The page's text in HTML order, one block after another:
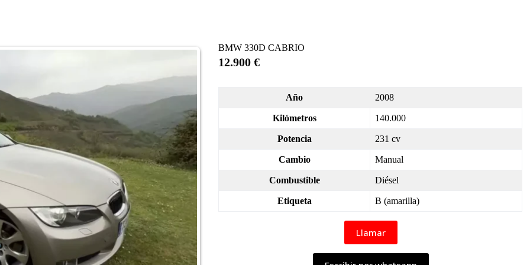
BMW 330D CABRIO
12.900 €
Año 2008
Kilómetros 140.000
Potencia 231 cv
Cambio Manual
Combustible Diésel
Etiqueta B (amarilla)
Llamar